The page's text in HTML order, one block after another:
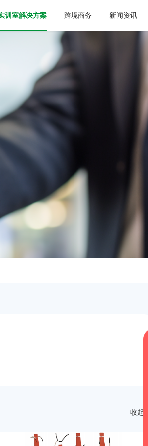
训室解决方案 跨境商务 新闻资讯
收起